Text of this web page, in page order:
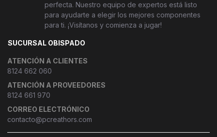
perfecta. Nuestro equipo de expertos está listo
para ayudarte a elegir los mejores componentes
para ti. ¡Visítanos y comienza a jugar!
SUCURSAL OBISPADO
ATENCIÓN A CLIENTES
8124 662 060
ATENCIÓN A PROVEEDORES
8124 661 970
CORREO ELECTRÓNICO
contacto@pcreathors.com